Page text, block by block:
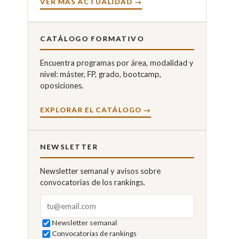
CATÁLOGO FORMATIVO
Encuentra programas por área, modalidad y
nivel: máster, FP, grado, bootcamp,
oposiciones.
EXPLORAR EL CATÁLOGO →
NEWSLETTER
Newsletter semanal y avisos sobre
convocatorias de los rankings.
Newsletter semanal
Convocatorias de rankings